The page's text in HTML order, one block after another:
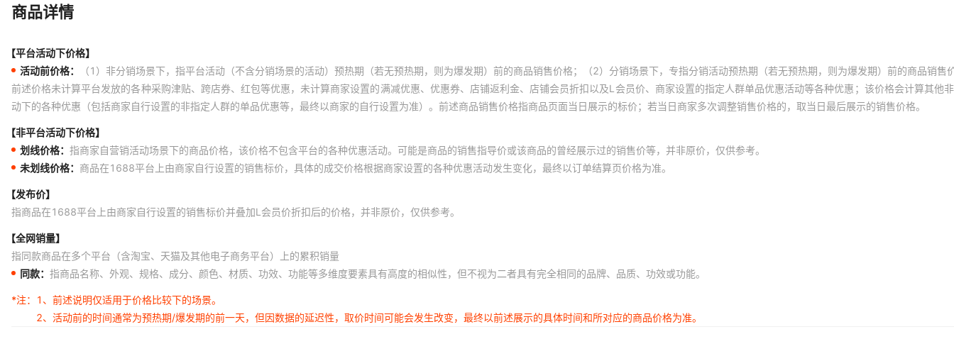
商品详情
【平台活动下价格】
活动前价格：
（1）非分销场景下，指平台活动（不含分销场景的活动）预热期（若无预热期，则为爆发期）前的商品销售价格；（2）分销场景下，专指分销活动预热期（若无预热期，则为爆发期）前的商品销售
前述价格未计算平台发放的各种采购津贴、跨店券、红包等优惠，未计算商家设置的满减优惠、优惠券、店铺返利金、店铺会员折扣以及L会员价、商家设置的指定人群单品优惠活动等各种优惠；该价格会计算其他
动下的各种优惠（包括商家自行设置的非指定人群的单品优惠等，最终以商家的自行设置为准）。前述商品销售价格指商品页面当日展示的标价；若当日商家多次调整销售价格的，取当日最后展示的销售价格。
【非平台活动下价格】
划线价格： 指商家自营销活动场景下的商品价格，该价格不包含平台的各种优惠活动。可能是商品的销售指导价或该商品的曾经展示过的销售价等，并非原价，仅供参考。
未划线价格： 商品在1688平台上由商家自行设置的销售标价，具体的成交价格根据商家设置的各种优惠活动发生变化，最终以订单结算页价格为准。
【发布价】
指商品在1688平台上由商家自行设置的销售标价并叠加L会员价折扣后的价格，并非原价，仅供参考。
【全网销量】
指同款商品在多个平台（含淘宝、天猫及其他电子商务平台）上的累积销量
同款： 指商品名称、外观、规格、成分、颜色、材质、功效、功能等多维度要素具有高度的相似性，但不视为二者具有完全相同的品牌、品质、功效或功能。
*注：
1、前述说明仅适用于价格比较下的场景。
2、活动前的时间通常为预热期/爆发期的前一天，但因数据的延迟性，取价时间可能会发生改变，最终以前述展示的具体时间和所对应的商品价格为准。